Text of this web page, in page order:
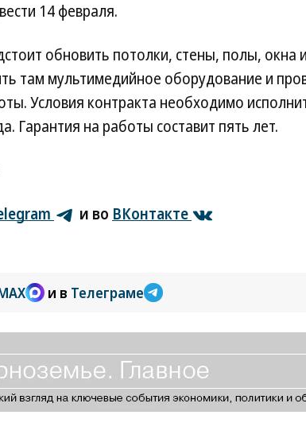
14 февраля.
обновить потолки, стены, полы, окна
там мультимедийное оборудование и
Условия контракта необходимо
Гарантия на работы составит пять лет.
и во ВКонтакте
и в Телеграме